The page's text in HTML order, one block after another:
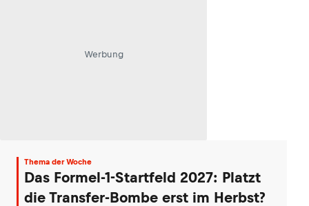
Werbung
Thema der Woche
Das Formel-1-Startfeld 2027: Platzt
die Transfer-Bombe erst im Herbst?